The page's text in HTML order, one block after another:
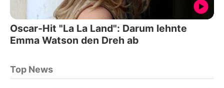
Oscar-Hit "La La Land": Darum lehnte
Emma Watson den Dreh ab
Top News